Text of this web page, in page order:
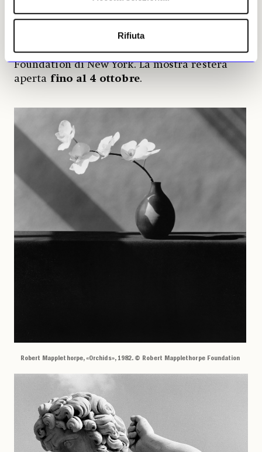
Rifiuta
Beni Culturali e Marsilio Arte, organizzata da
Zètema Progetto Cultura e Marsilio Arte, in
collaborazione con la Robert Mapplethorpe
Foundation di New York. La mostra resterà
aperta fino al 4 ottobre.
Robert Mapplethorpe, «Orchids», 1982. © Robert Mapplethorpe Foundation